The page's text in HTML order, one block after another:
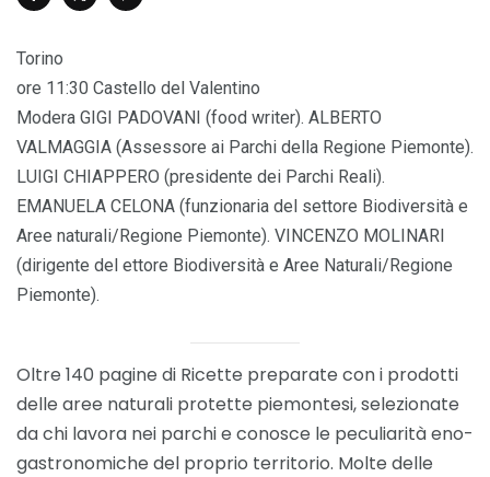
Torino
ore 11:30 Castello del Valentino
Modera GIGI PADOVANI (food writer). ALBERTO
VALMAGGIA (Assessore ai Parchi della Regione Piemonte).
LUIGI CHIAPPERO (presidente dei Parchi Reali).
EMANUELA CELONA (funzionaria del settore Biodiversità e
Aree naturali/Regione Piemonte). VINCENZO MOLINARI
(dirigente del ettore Biodiversità e Aree Naturali/Regione
Piemonte).
Oltre 140 pagine di Ricette preparate con i prodotti
delle aree naturali protette piemontesi, selezionate
da chi lavora nei parchi e conosce le peculiarità eno-
gastronomiche del proprio territorio. Molte delle